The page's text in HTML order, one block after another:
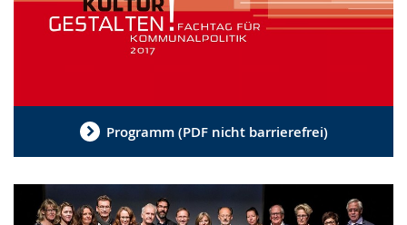
Programm (PDF nicht barrierefrei)